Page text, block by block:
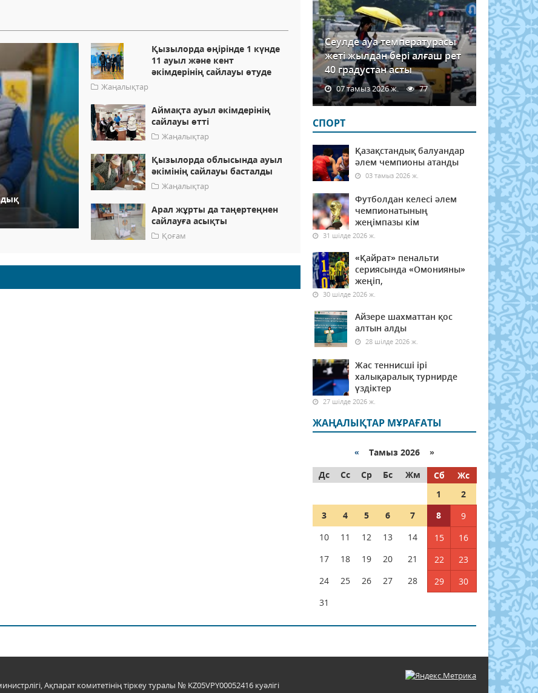
Қызылорда өңірінде 1 күнде
11 ауыл және кент
әкімдерінің сайлауы өтуде
Жаңалықтар
Аймақта ауыл әкімдерінің
сайлауы өтті
Жаңалықтар
Қызылорда облысында ауыл
әкімінің сайлауы басталды
Жаңалықтар
Арал жұрты да таңертеңнен
сайлауға асықты
Қоғам
Сеулде ауа температурасы
жеті жылдан бері алғаш рет
40 градустан асты
07 тамыз 2026 ж. 77
СПОРТ
Қазақстандық балуандар
әлем чемпионы атанды
03 тамыз 2026 ж.
Футболдан келесі әлем
чемпионатының
жеңімпазы кім
31 шілде 2026 ж.
«Қайрат» пенальти
сериясында «Омонияны»
жеңіп,
30 шілде 2026 ж.
Айзере шахматтан қос
алтын алды
28 шілде 2026 ж.
Жас теннисші ірі
халықаралық турнирде
үздіктер
27 шілде 2026 ж.
ЖАҢАЛЫҚТАР МҰРАҒАТЫ
« Тамыз 2026 »
Дс
Сс Ср Бс Жм Сб
Жс
1
2
3
4 5 6 7 8
9
10
11 12 13 14 15
16
17
18 19 20 21 22
23
24
25 26 27 28 29
30
31
Ақпарат комитетінің тіркеу туралы № KZ05VPY00052416 куәлігі